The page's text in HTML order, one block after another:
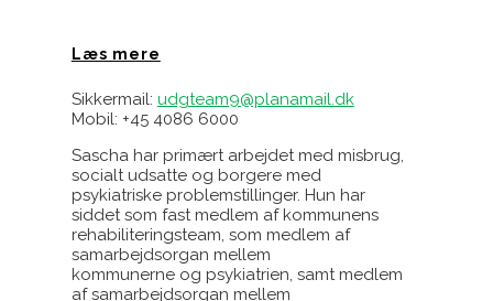
Læs mere
Sikkermail: udgteam9@planamail.dk
Mobil: +45 4086 6000
Sascha har primært arbejdet med misbrug,
socialt udsatte og borgere med
psykiatriske problemstillinger. Hun har
siddet som fast medlem af kommunens
rehabiliteringsteam, som medlem af
samarbejdsorgan mellem
kommunerne og psykiatrien, samt medlem
af samarbejdsorgan mellem